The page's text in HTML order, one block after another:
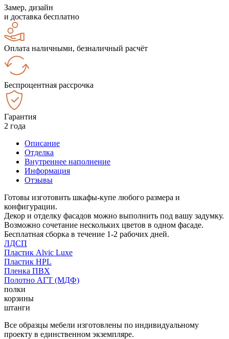
Замер, дизайн
и доставка бесплатно
Оплата наличными, безналичный расчёт
Беспроцентная рассрочка
Гарантия
2 года
Описание
Отделка
Внутреннее наполнение
Информация
Отзывы
Готовы изготовить шкафы-купе любого размера и
конфигурации.
Декор и отделку фасадов можно выполнить под вашу задумку.
Возможно сочетание нескольких цветов в одном фасаде.
Бесплатная сборка в течение 1-2 рабочих дней.
ЛДСП
Пластик Alvic Luxe
Пластик HPL
Пленка ПВХ
Полотно АГТ (МДФ)
полки
корзины
штанги
Все образцы мебели изготовлены по индивидуальному
проекту в единственном экземпляре.